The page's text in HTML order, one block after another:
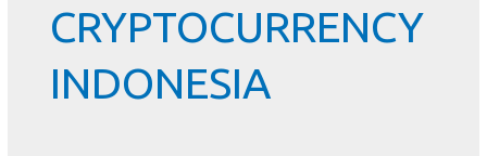
CRYPTOCURRENCY
INDONESIA